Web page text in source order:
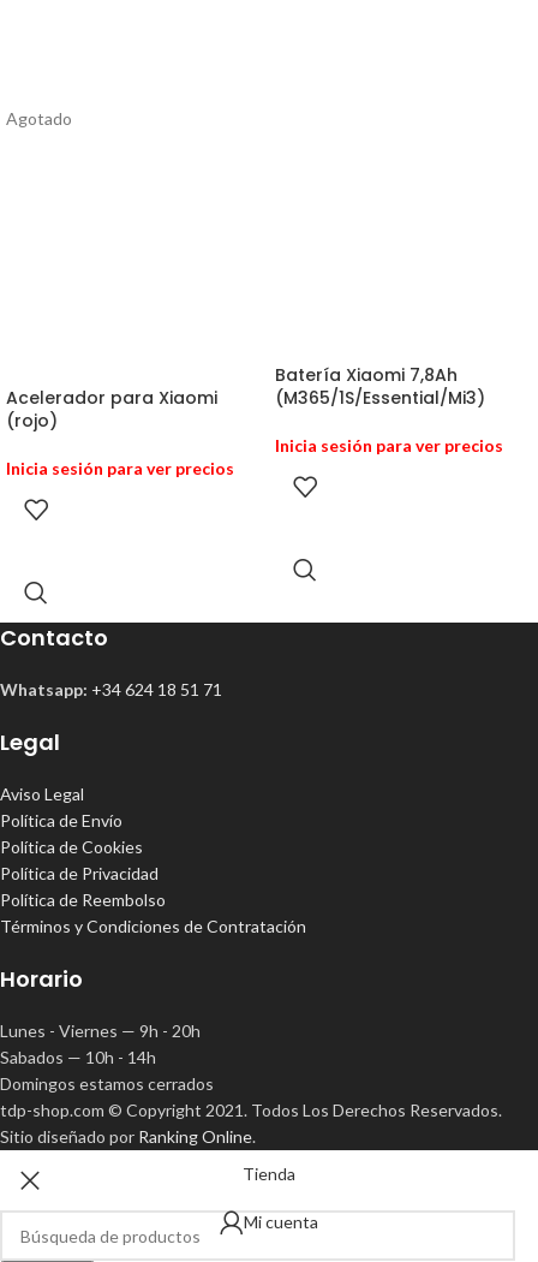
Agotado
Acelerador para Xiaomi
(rojo)
Inicia sesión para ver precios
Batería Xiaomi 7,8Ah
(M365/1S/Essential/Mi3)
Inicia sesión para ver precios
Contacto
Whatsapp: +34 624 18 51 71
Legal
Aviso Legal
Política de Envío
Política de Cookies
Política de Privacidad
Política de Reembolso
Términos y Condiciones de Contratación
Horario
Lunes - Viernes — 9h - 20h
Sabados — 10h - 14h
Domingos estamos cerrados
tdp-shop.com © Copyright 2021. Todos Los Derechos Reservados.
Sitio diseñado por Ranking Online.
Tienda
Mi cuenta